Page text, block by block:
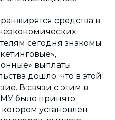
средства в
сегодня знакомы
выплаты.
дошло, что в этой
В связи с этим в
было принято
установлен